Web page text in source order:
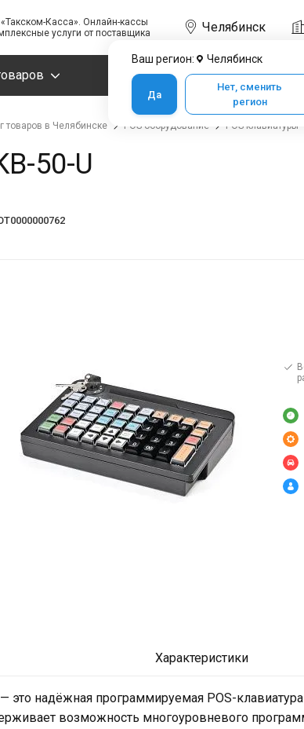
Касса». Онлайн-кассы
услуги от поставщика
Челябинск
Ваш регион: Челябинск
Да
Нет, сменить
регион
Услуги
товаров в Челябинске POS-оборудование POS-клавиатуры
50-U
Характеристики
это надёжная программируемая POS-
возможность многоуровневого